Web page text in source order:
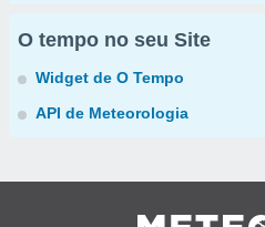
O tempo no seu Site
Widget de O Tempo
API de Meteorologia